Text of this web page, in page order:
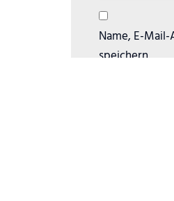
Name, E-
speichern.